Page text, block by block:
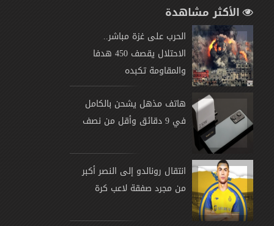
الأكثر مشاهدة
الحرب على غزة مباشر..
الاحتلال يقصف 450 هدفا
والمقاومة تكبده
هاتف مذهل يشحن بالكامل
في 9 دقائق وأقل من نصف
انتقال رونالدو إلى النصر أكبر
من مجرد صفقة لاعب كرة